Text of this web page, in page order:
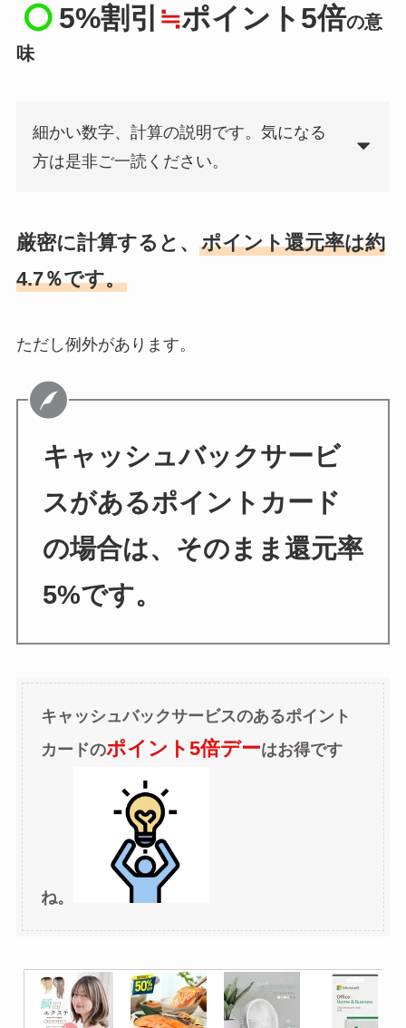
5%割引 ≒ポイント5倍の意
味
細かい数字、計算の説明です。気になる
方は是非ご一読ください。
厳密に計算すると、 ポイント還元率は約
4.7％です。
ただし例外があります。
キャッシュバックサービ
スがあるポイントカード
の場合は、そのまま還元率
5%です。
キャッシュバックサービスのあるポイント
カードのポイント5倍デーはお得です
ね。